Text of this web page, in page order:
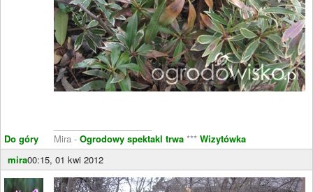
Do góry
Mira - Ogrodowy spektakl trwa *** Wizytówka
mira00:15, 01 kwi 2012